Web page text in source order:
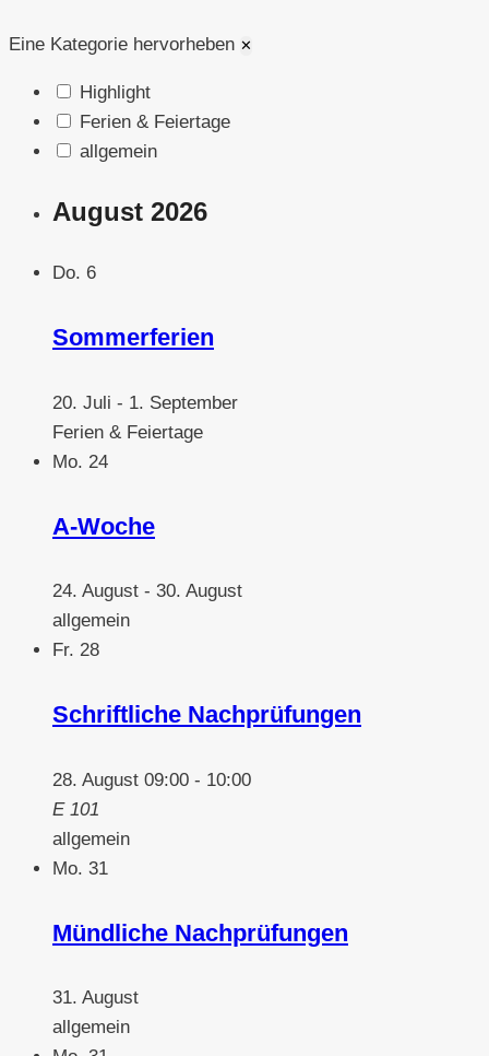
Eine Kategorie hervorheben ✕
Highlight
Ferien & Feiertage
allgemein
August 2026
Do. 6
Sommerferien
20. Juli - 1. September
Ferien & Feiertage
Mo. 24
A-Woche
24. August - 30. August
allgemein
Fr. 28
Schriftliche Nachprüfungen
28. August 09:00 - 10:00
E 101
allgemein
Mo. 31
Mündliche Nachprüfungen
31. August
allgemein